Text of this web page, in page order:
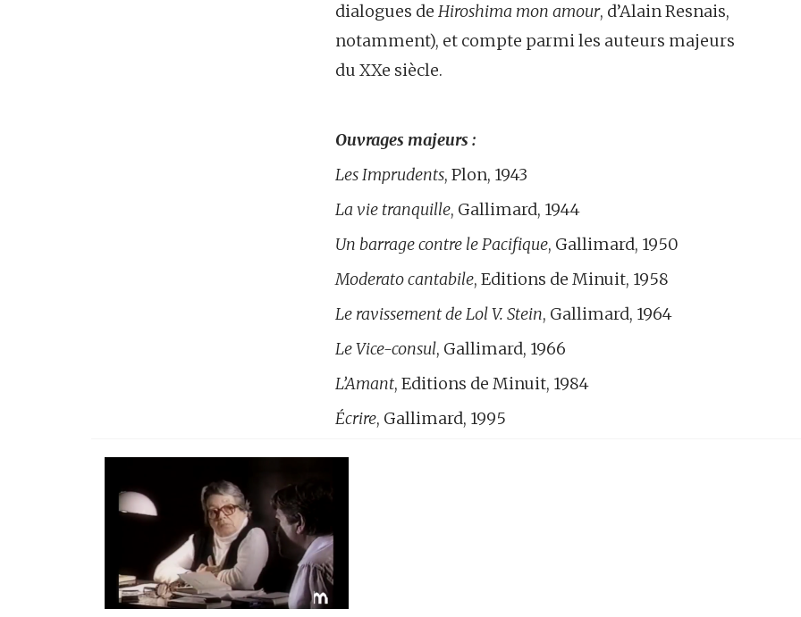
dialogues deHiroshima mon amour, d’Alain Resnais,
notamment), et compte parmi les auteurs majeurs
du XXe siècle.
Ouvrages majeurs :
Les Imprudents, Plon, 1943
La vie tranquille, Gallimard, 1944
Un barrage contre le Pacifique, Gallimard, 1950
Moderato cantabile, Editions de Minuit, 1958
Le ravissement de Lol V. Stein, Gallimard, 1964
Le Vice-consul, Gallimard, 1966
L’Amant, Editions de Minuit, 1984
Écrire, Gallimard, 1995